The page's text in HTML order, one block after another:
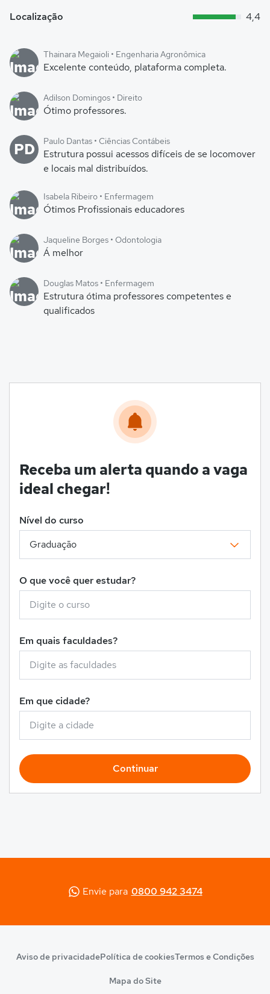
Localização
4,4
Thainara Megaioli • Engenharia Agronômica
Excelente conteúdo, plataforma completa.
Adilson Domingos • Direito
Ótimo professores.
PD Paulo Dantas • Ciências Contábeis
Estrutura possui acessos difíceis de se locomover
e locais mal distribuídos.
Isabela Ribeiro • Enfermagem
Ótimos Profissionais educadores
Jaqueline Borges • Odontologia
Á melhor
Douglas Matos • Enfermagem
Estrutura ótima professores competentes e
qualificados
Receba um alerta quando a vaga
ideal chegar!
Nível do curso
O que você quer estudar?
Em quais faculdades?
Em que cidade?
Continuar
Envie para 0800 942 3474
Aviso de privacidadePolítica de cookiesTermos e Condições
Mapa do Site